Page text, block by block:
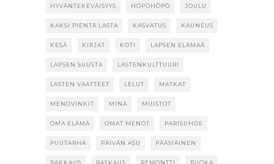
HYVÄNTEKEVÄISYYS HÖPÖHÖPÖ JOULU
KAKSI PIENTÄ LASTA KASVATUS KAUNEUS
KESÄ KIRJAT KOTI LAPSEN ELÄMÄÄ
LAPSEN SUUSTA LASTENKULTTUURI
LASTEN VAATTEET LELUT MATKAT
MENOVINKIT MINÄ MUISTOT
OMA ELÄMÄ OMAT MENOT PARISUHDE
PUUTARHA PÄIVÄN ASU PÄÄSIÄINEN
RAKKAUS RASKAUS REMONTTI RUOKA